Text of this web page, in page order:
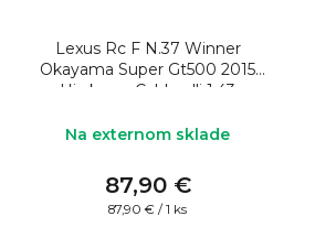
Lexus Rc F N.37 Winner
Okayama Super Gt500 2015
Hirakawa-Caldarelli 1:43
Na externom sklade
87,90 €
Jednotková
87,90 € / 1 ks